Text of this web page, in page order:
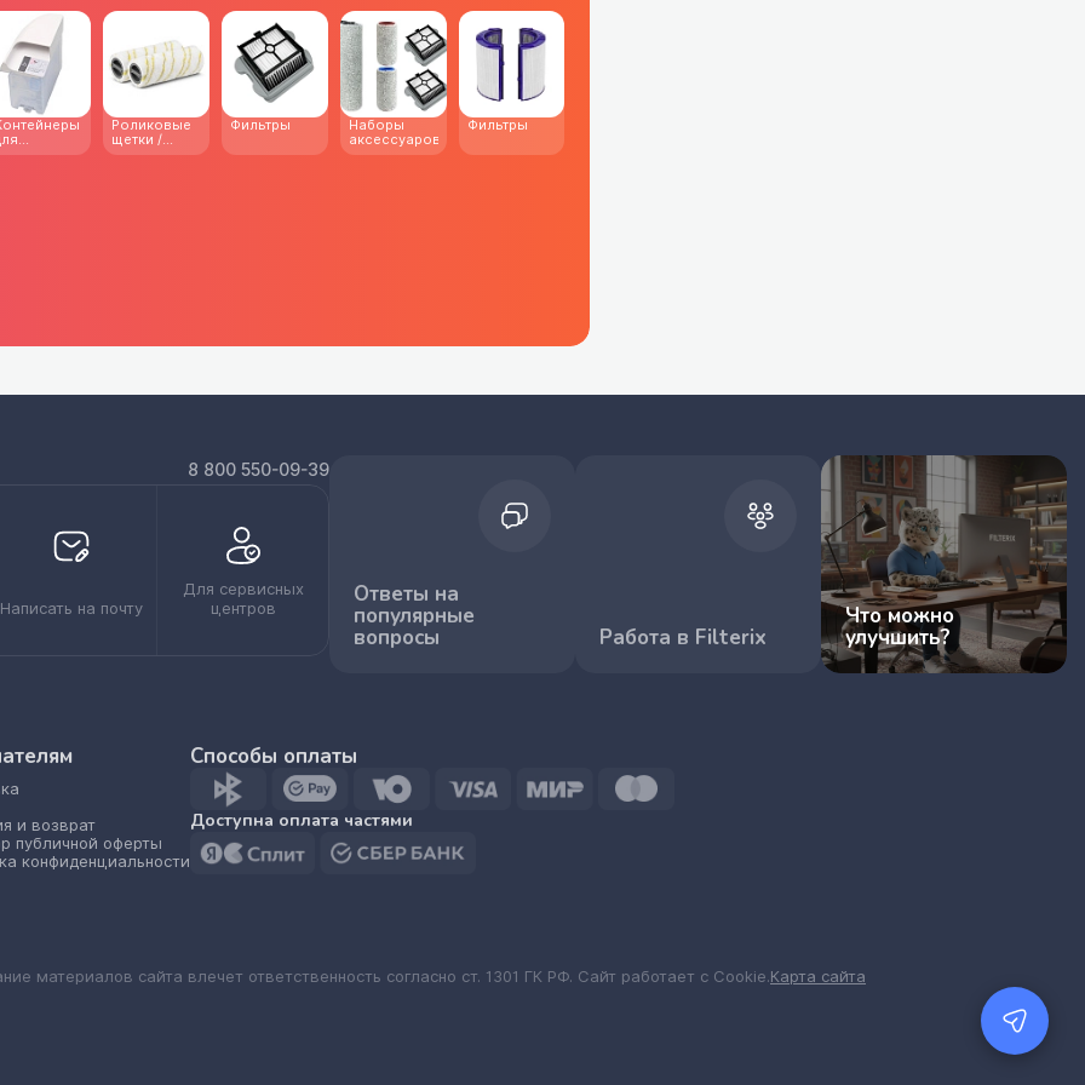
Роликовые
щетки /
валики
Фильтры Наборы
аксессуаров
Фильтры
8 800 550-09-39
Написать на почту
Для сервисных
центров
Ответы на
популярные
вопросы Работа в Filterix
Что можно
улучшить?
и возврат
публичной оферты
конфиденциальности
Способы оплаты
Доступна оплата частями
материалов сайта влечет ответственность согласно ст. 1301 ГК РФ. Сайт работает с Cookie.Карта сайта